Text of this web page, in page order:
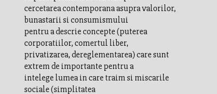
cercetarea contemporana asupra valorilor,
bunastarii si consumismului
pentru a descrie concepte (puterea
corporatiilor, comertul liber,
privatizarea, dereglementarea) care sunt
extrem de importante pentru a
intelege lumea in care traim si miscarile
sociale (simplitatea